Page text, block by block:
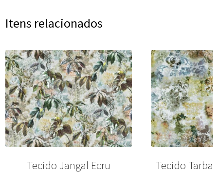
Itens relacionados
Tecido Jangal Ecru Tecido